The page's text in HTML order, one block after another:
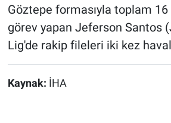
Göztepe formasıyla toplam 16
görev yapan Jeferson Santos
Lig'de rakip fileleri iki kez
Kaynak: İHA